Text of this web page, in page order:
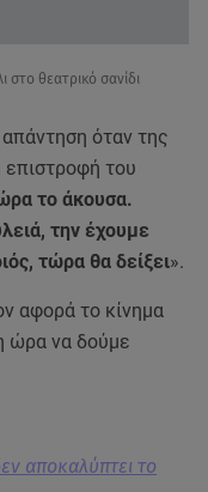
στο θεατρικό σανίδι
όταν της
επιστροφή του
το άκουσα.
την έχουμε
τώρα θα δείξει».
αφορά το κίνημα
ώρα να δούμε
αποκαλύπτει το